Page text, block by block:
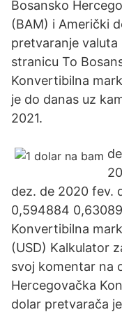
Bosansko
(BAM) i Američki
pretvaranje
stranicu To
Konvertibilna
je do danas uz
2021.
dez. de 2020 fev.
0,594884
Konvertibilna
(USD) Kalkulator
svoj komentar na
Hercegovačka
dolar pretvarača